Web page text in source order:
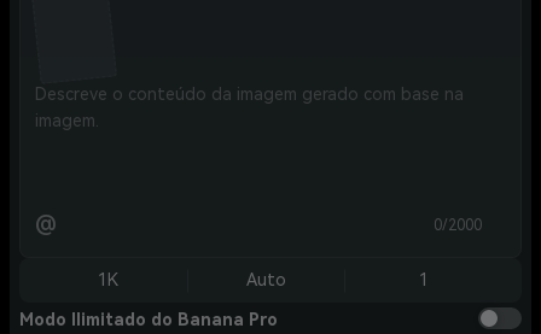
@ 0/2000
1K Auto 1
Modo Ilimitado do Banana Pro